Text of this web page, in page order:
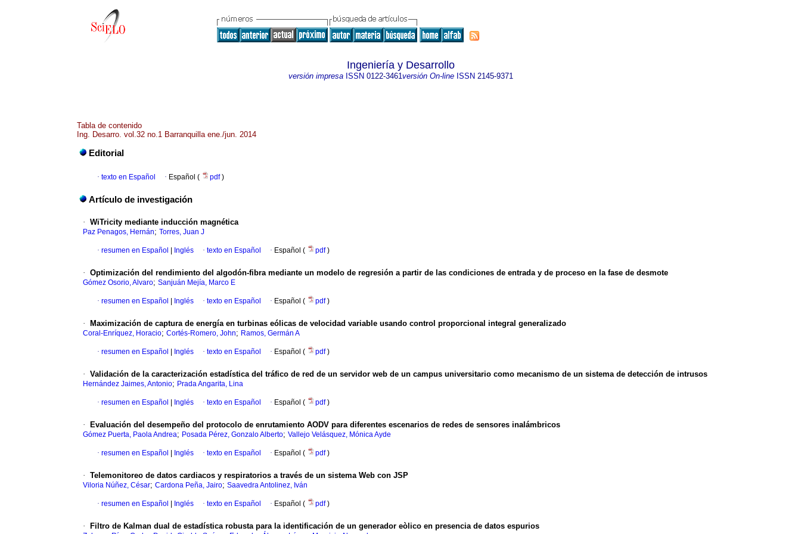
Ingeniería y Desarrollo
versión impresaISSN 0122-3461versión On-lineISSN 2145-9371
Tabla de contenido
Ing. Desarro. vol.32 no.1 Barranquilla ene./jun. 2014
Editorial
· texto en Español · Español ( pdf)
Artículo de investigación
· WiTricity mediante inducción magnética
Paz Penagos, Hernán; Torres, Juan J
· resumen en Español Inglés · texto en Español · Español ( pdf)
· Optimización del rendimiento del algodón-fibra mediante un modelo de regresión a partir de las condiciones de entrada y de proceso en la fase de desmote
Gómez Osorio, Alvaro; Sanjuán Mejía, Marco E
· resumen en Español Inglés · texto en Español · Español ( pdf)
· Maximización de captura de energía en turbinas eólicas de velocidad variable usando control proporcional integral generalizado
Coral-Enríquez, Horacio; Cortés-Romero, John; Ramos, Germán A
· resumen en Español Inglés · texto en Español · Español ( pdf)
· Validación de la caracterización estadística del tráfico de red de un servidor web de un campus universitario como mecanismo de un sistema de detección de intrusos
Hernández Jaimes, Antonio; Prada Angarita, Lina
· resumen en Español Inglés · texto en Español · Español ( pdf)
· Evaluación del desempeño del protocolo de enrutamiento AODV para diferentes escenarios de redes de sensores inalámbricos
Gómez Puerta, Paola Andrea; Posada Pérez, Gonzalo Alberto; Vallejo Velásquez, Mónica Ayde
· resumen en Español Inglés · texto en Español · Español ( pdf)
· Telemonitoreo de datos cardiacos y respiratorios a través de un sistema Web con JSP
Viloria Núñez, César; Cardona Peña, Jairo; Saavedra Antolinez, Iván
· resumen en Español Inglés · texto en Español · Español ( pdf)
· Filtro de Kalman dual de estadística robusta para la identificación de un generador eòlico en presencia de datos espurios